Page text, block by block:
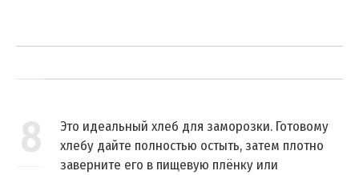
8
Это идеальный хлеб для заморозки. Готовому
хлебу дайте полностью остыть, затем плотно
заверните его в пищевую плёнку или